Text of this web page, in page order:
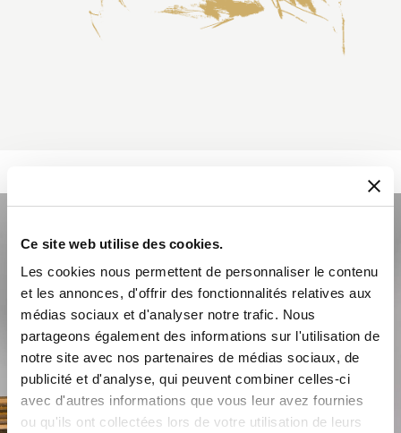
Ce site web utilise des cookies.
Les cookies nous permettent de personnaliser le contenu
et les annonces, d'offrir des fonctionnalités relatives aux
médias sociaux et d'analyser notre trafic. Nous
partageons également des informations sur l'utilisation de
notre site avec nos partenaires de médias sociaux, de
publicité et d'analyse, qui peuvent combiner celles-ci
avec d'autres informations que vous leur avez fournies
ou qu'ils ont collectées lors de votre utilisation de leurs